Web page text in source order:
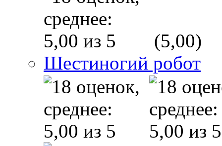
(5,00)
Шестиногий робот